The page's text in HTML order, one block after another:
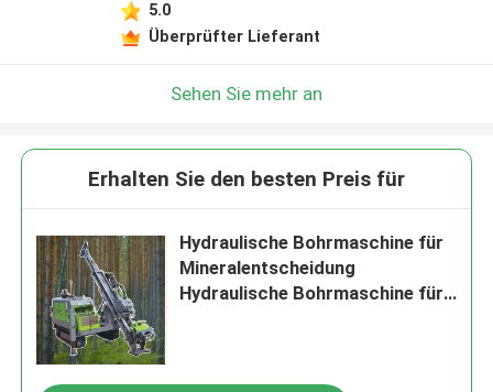
5.0
Überprüfter Lieferant
Sehen Sie mehr an
Erhalten Sie den besten Preis für
Hydraulische Bohrmaschine für
Mineralentscheidung
Hydraulische Bohrmaschine für